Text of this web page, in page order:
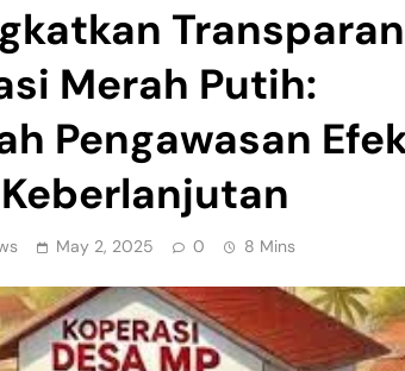
Merah Putih:
Pengawasan
May 2, 2025 0 8 Mins